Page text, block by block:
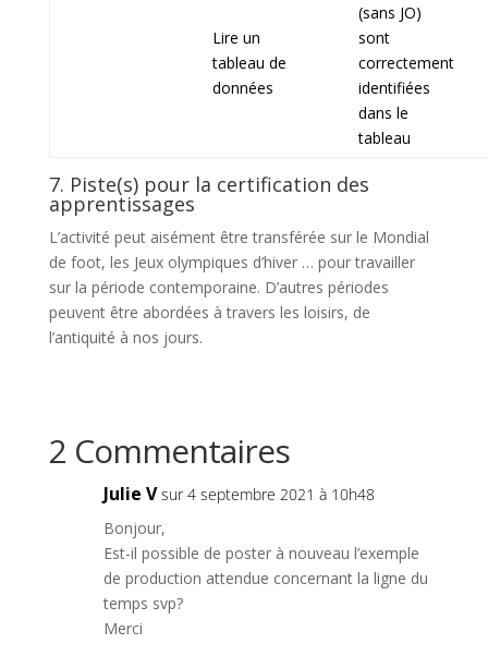
Lire un
tableau de
données
(sans JO)
sont
correctement
identifiées
dans le
tableau
7. Piste(s) pour la certification des
apprentissages
L’activité peut aisément être transférée sur le Mondial
de foot, les Jeux olympiques d’hiver … pour travailler
sur la période contemporaine. D’autres périodes
peuvent être abordées à travers les loisirs, de
l’antiquité à nos jours.
2 Commentaires
Julie V sur 4 septembre 2021 à 10h48
Bonjour,
Est-il possible de poster à nouveau l’exemple
de production attendue concernant la ligne du
temps svp?
Merci